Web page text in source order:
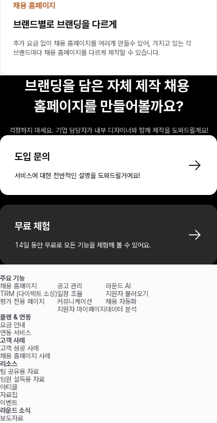
채용 홈페이지
브랜드별로 브랜딩을 다르게
추가 요금 없이 채용 홈페이지를 여러개 만들수 있어, 가지고 있는 각
브랜드마다 채용 홈페이지를 다르게 제작할 수 있습니다.
브랜딩을 담은 자체 제작 채용
홈페이지를 만들어볼까요?
걱정하지 마세요. 기업 담당자가 내부 디자이너와 함께 제작을 도와드릴게요!
도입 문의
서비스에 대한 전반적인 설명을 도와드릴거에요!
무료 체험
14일 동안 무료로 모든 기능을 체험해 볼 수 있어요.
주요 기능
채용 홈페이지
TRM (다이렉트 소싱)
평가 전용 페이지
공고 관리
일정 조율
커뮤니케이션
지원자 마이페이지
라운드 AI
지원자 불러오기
채용 자동화
데이터 분석
플랜 & 연동
요금 안내
연동 서비스
고객 사례
고객 성공 사례
채용 홈페이지 사례
리소스
팀 공유용 자료
임원 설득용 자료
아티클
자료집
이벤트
라운드 소식
보도자료